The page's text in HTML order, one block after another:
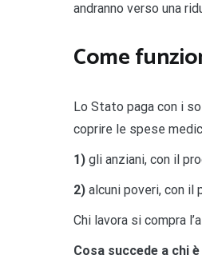
andranno verso una
Come
Lo Stato paga con i
coprire le spese
1) gli anziani, con il
2) alcuni poveri, con il
Chi lavora si compra
Cosa succede a chi